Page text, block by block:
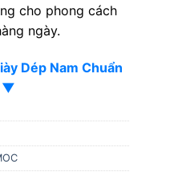
cho phong cách
ngày.
Dép Nam Chuẩn
▼